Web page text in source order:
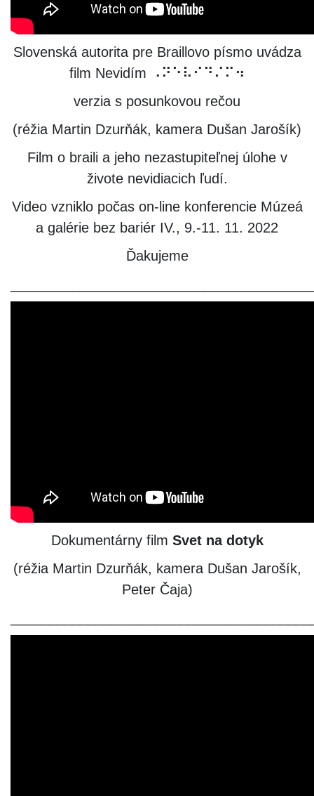
Slovenská autorita pre Braillovo písmo uvádza
film Nevidím ⠠⠝⠑⠧⠊⠙⠌⠍⠲
verzia s posunkovou rečou
(réžia Martin Dzurňák, kamera Dušan Jarošík)
Film o braili a jeho nezastupiteľnej úlohe v
živote nevidiacich ľudí.
Video vzniklo počas on-line konferencie Múzeá
a galérie bez bariér IV., 9.-11. 11. 2022
Ďakujeme
Dokumentárny film Svet na dotyk
(réžia Martin Dzurňák, kamera Dušan Jarošík,
Peter Čaja)